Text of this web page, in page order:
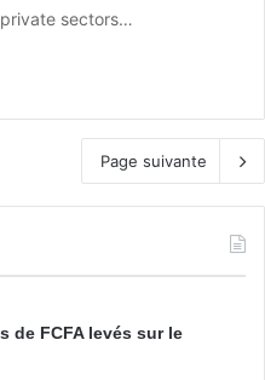
sectors…
Page suivante
de FCFA levés sur le